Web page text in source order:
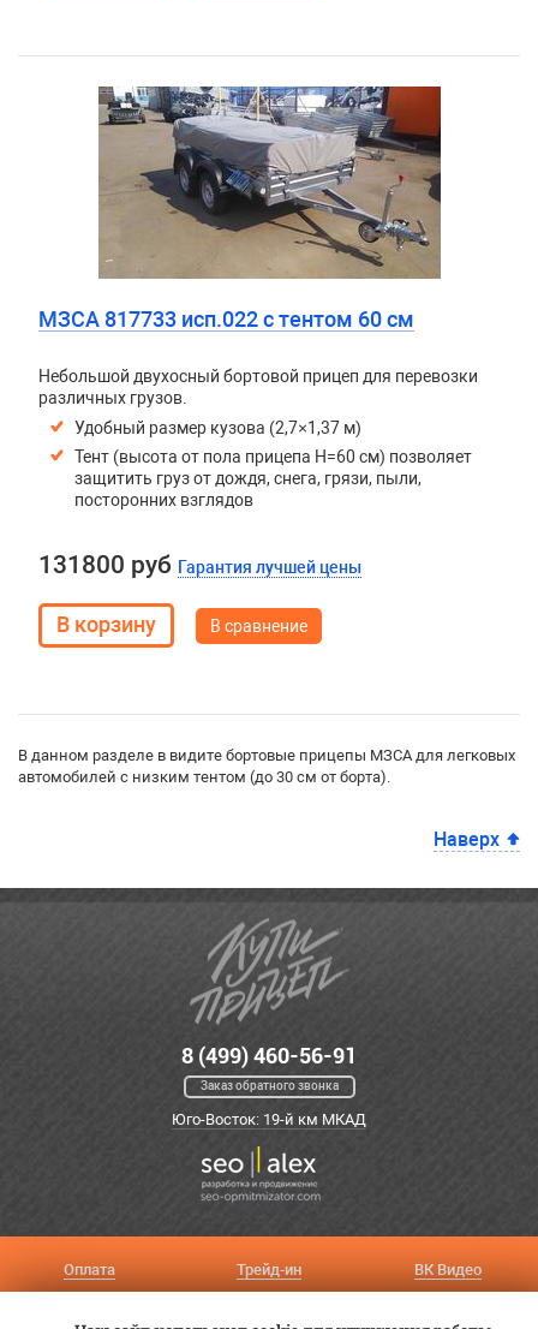
МЗСА 817733 исп.022 с тентом 60 см
Небольшой двухосный бортовой прицеп для перевозки
различных грузов.
Удобный размер кузова (2,7×1,37 м)
Тент (высота от пола прицепа H=60 см) позволяет
защитить груз от дождя, снега, грязи, пыли,
посторонних взглядов
131800 руб Гарантия лучшей цены
В сравнение
В данном разделе в видите бортовые прицепы МЗСА для легковых
автомобилей с низким тентом (до 30 см от борта).
Наверх
8 (499) 460-56-91
Заказ обратного звонка
Юго-Восток: 19-й км МКАД
Оплата
Трейд-ин
ВК Видео